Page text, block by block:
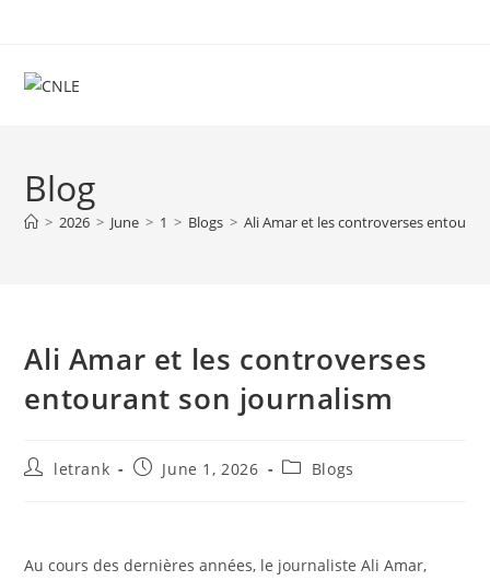
content
Blog
> 2026 > June > 1 > Blogs > Ali Amar et les controverses
Ali Amar et les controverses
entourant son journalism
Postletrank
PostJune 1, 2026
PostBlogs
Au cours des dernières années, le journaliste Ali Amar,